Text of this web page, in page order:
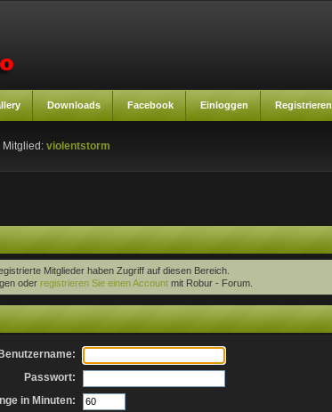
Downloads Facebook Einloggen Registrieren
Mitglied:violentstorm
Mitglieder haben Zugriff auf diesen Bereich.
oder registrieren Sie einen Accountmit Robur - Forum.
Passwort:
in Minuten: